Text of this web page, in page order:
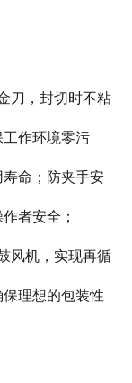
刀，封切时不粘
作环境零污
命；防夹手安
者安全；
风机，实现再循
理想的包装性